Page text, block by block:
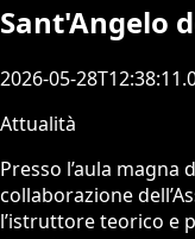
Sant'Angelo
2026-05-
Attualità
Presso l’aula magna
collaborazione
l’istruttore teorico e